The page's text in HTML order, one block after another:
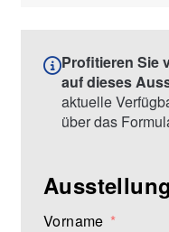
Profitieren Sie
auf dieses
aktuelle
über das
Vorname